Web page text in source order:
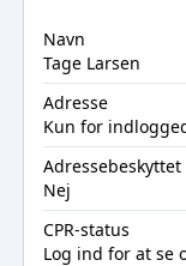
Navn
Tage Larsen
Adresse
Kun for
Adressebeskyttet
Nej
CPR-status
Log ind for at se